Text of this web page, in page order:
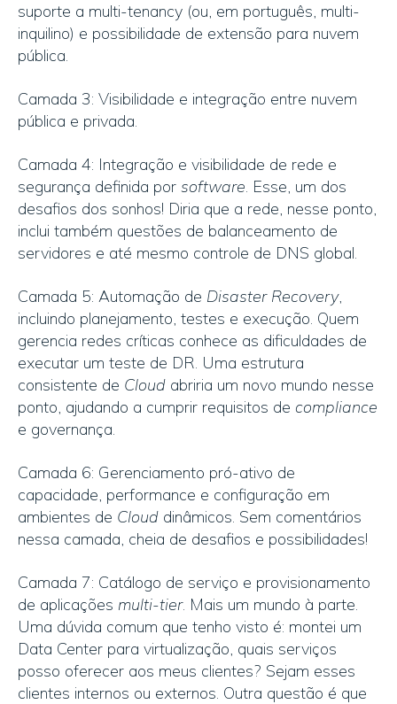
suporte a multi-tenancy (ou, em português, multi-
inquilino) e possibilidade de extensão para nuvem
pública.
Camada 3: Visibilidade e integração entre nuvem
pública e privada.
Camada 4: Integração e visibilidade de rede e
segurança definida por software. Esse, um dos
desafios dos sonhos! Diria que a rede, nesse ponto,
inclui também questões de balanceamento de
servidores e até mesmo controle de DNS global.
Camada 5: Automação de Disaster Recovery,
incluindo planejamento, testes e execução. Quem
gerencia redes críticas conhece as dificuldades de
executar um teste de DR. Uma estrutura
consistente de Cloud abriria um novo mundo nesse
ponto, ajudando a cumprir requisitos de compliance
e governança.
Camada 6: Gerenciamento pró-ativo de
capacidade, performance e configuração em
ambientes de Cloud dinâmicos. Sem comentários
nessa camada, cheia de desafios e possibilidades!
Camada 7: Catálogo de serviço e provisionamento
de aplicações multi-tier. Mais um mundo à parte.
Uma dúvida comum que tenho visto é: montei um
Data Center para virtualização, quais serviços
posso oferecer aos meus clientes? Sejam esses
clientes internos ou externos. Outra questão é que